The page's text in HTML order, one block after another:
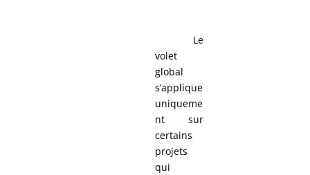
Le
volet
global
s’applique
uniqueme
nt sur
certains
projets
qui